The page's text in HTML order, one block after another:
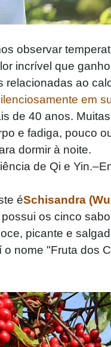
observar
incrível que
ao
em
de 40 anos.
e fadiga, pouco
dormir à noite.
de Qi e
éSchisandra
os cinco
picante e
nome "Fruta dos